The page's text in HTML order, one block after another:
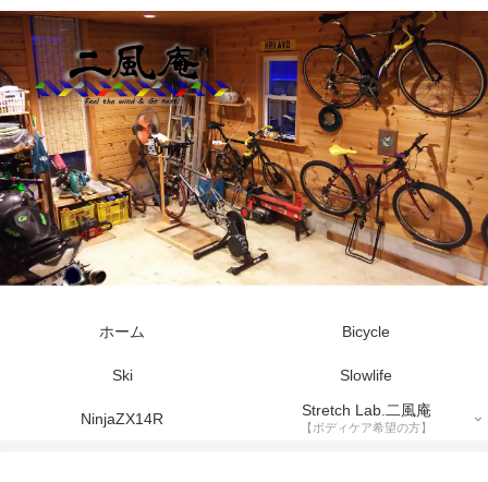
ホーム Bicycle
Ski Slowlife
NinjaZX14R Stretch Lab.二風庵
【ボディケア希望の方】